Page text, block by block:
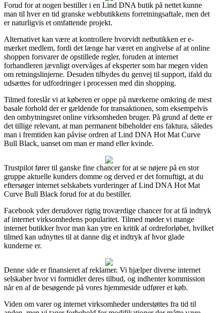
Forud for at nogen bestiller i en Lind DNA butik på nettet kunne
man til hver en tid granske webbutikkens forretningsaftale, men det
er naturligvis et omfattende projekt.
Alternativet kan være at kontrollere hvorvidt netbutikken er e-
mærket medlem, fordi det længe har været en angivelse af at online
shoppen forsvarer de opstillede regler, foruden at internet
forhandleren jævnligt overvåges af eksperter som har megen viden
om retningslinjerne. Desuden tilbydes du genvej til support, ifald du
udsættes for udfordringer i processen med din shopping.
Tilmed foreslår vi at køberen er oppe på mærkerne omkring de mest
basale forhold der er gældende for transaktionen, som eksempelvis
den ombytningsret online virksomheden bruger. På grund af dette er
det tillige relevant, at man permanent bibeholder ens faktura, således
man i fremtiden kan påvise ordren af Lind DNA Hot Mat Curve
Bull Black, uanset om man er mand eller kvinde.
Trustpilot fører til ganske fine chancer for at se nøjere på en stor
gruppe aktuelle kunders domme og derved er det fornuftigt, at du
eftersøger internet selskabets vurderinger af Lind DNA Hot Mat
Curve Bull Black forud for at du bestiller.
Facebook yder derudover rigtig troværdige chancer for at få indtryk
af internet virksomhedens popularitet. Tilmed møder vi mange
internet butikker hvor man kan ytre en kritik af ordreforløbet, hvilket
tilmed kan udnyttes til at danne dig et indtryk af hvor glade
kunderne er.
Denne side er finansieret af reklamer. Vi hjælper diverse internet
selskaber hvor vi formidler deres tilbud, og indhenter kommission
når en af de besøgende på vores hjemmeside udfører et køb.
Viden om varer og internet virksomheder understøttes fra tid til